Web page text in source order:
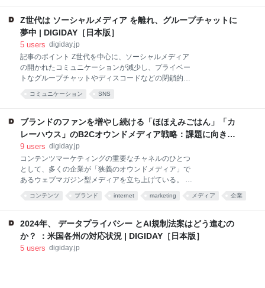
ら、そう話した。 広告をしっかり伝えるには、掲載先
の質が問われる。しかしながら、適正な対策を怠った
運用型広告の場合、
Z世代は ソーシャルメディア を離れ、グループチャットに
夢中 | DIGIDAY［日本版］
5 users digiday.jp
記事のポイント Z世代を中心に、ソーシャルメディア
の開かれたコミュニケーションが減少し、プライベー
トなグループチャットやディスコードなどの閉鎖的な
する消費者のコミュニケー […] 記事のポイント Z世代
ーションが減少し、プライベートなグループチャット
やディスコードなどの閉鎖的なコミュニティが人気を
集めている。 ブランドは、変化する消費者のコミュニ
を作成するか、既存のコミュニティに参加する方法を
模索する必要がある。 これらのプライベートコミュニ
ティは、広告や追跡が難しい。そもそもブランド歓迎
されない場をフォローするより、既存のコミュニティ
し、特にZ世代の
コミュニケーション SNS
ブランドのファンを増やし続ける「ほほえみごはん」「カ
レーハウス」のB2Cオウンドメディア戦略：課題に向き合
い、事業貢献するメディアとは？ | DIGIDAY［日本版］
9 users digiday.jp
コンテンツマーケティングの重要なチャネルのひとつ
として、多くの企業が「狭義のオウンドメディア」で
あるウェブマガジン型メディアを立ち上げている。 そ
の主な目的は製品やサービスの認知拡大とファンの獲
得だが、メディアを自社で管 […] コンテンツマーケテ
が「狭義のオウンドメディア」であるウェブマガジン
型メディアを立ち上げている。 その主な目的は製品や
サービスの認知拡大とファンの獲得だが、メディアを
コンテンツ ブランド internet marketing メディア 企業
2024年、 データプライバシー とAI規制法案はどう進むの
か？ ：米国各州の対応状況 | DIGIDAY［日本版］
5 users digiday.jp